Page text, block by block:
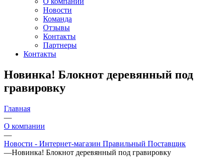
Новости
Команда
Отзывы
Контакты
Партнеры
Контакты
Новинка! Блокнот деревянный под
гравировку
Главная
—
О компании
—
Новости - Интернет-магазин Правильный Поставщик
—Новинка! Блокнот деревянный под гравировку